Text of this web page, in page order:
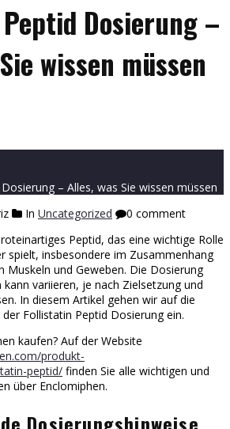
Dosierung –
wissen müssen
– Alles, was Sie wissen müssen
In Uncategorized
0 comment
Peptid, das eine wichtige Rolle
spielt, insbesondere im Zusammenhang
Muskeln und Geweben. Die Dosierung
variieren, je nach Zielsetzung und
In diesem Artikel gehen wir auf die
Follistatin Peptid Dosierung ein.
kaufen? Auf der Website
produkt-
peptid/ finden Sie alle wichtigen und
über Enclomiphen.